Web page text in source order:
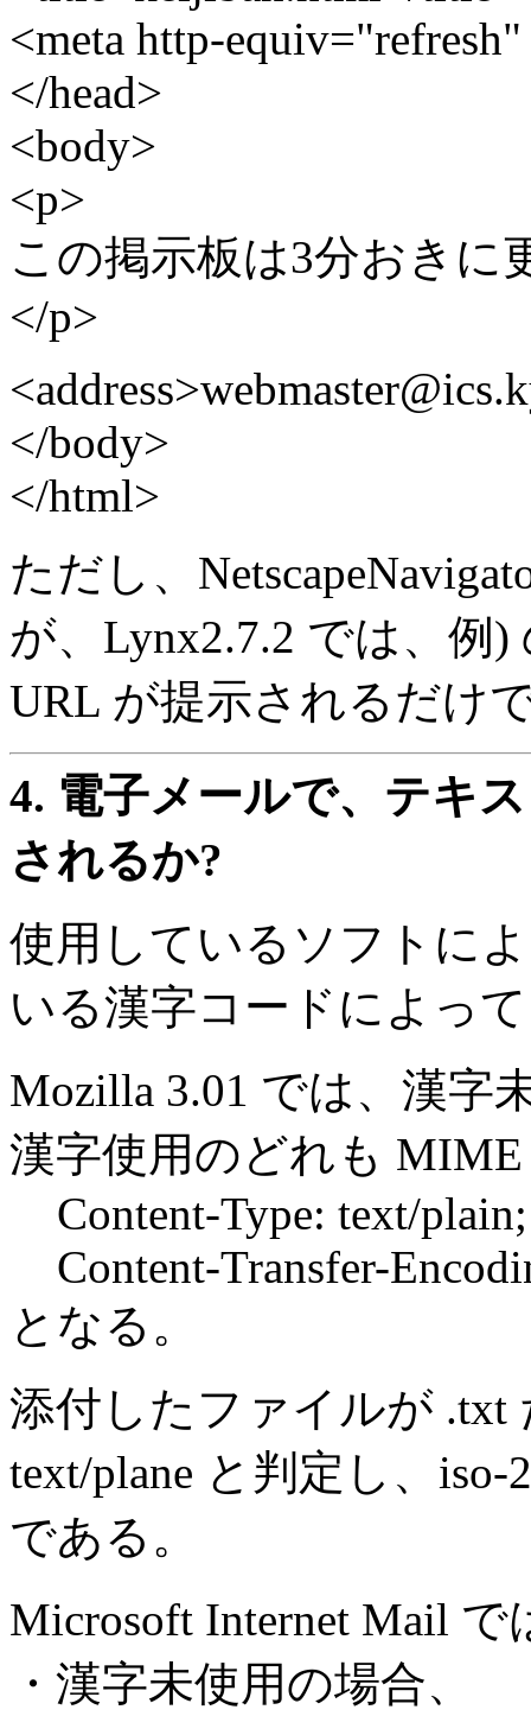
<meta http-
</head>
<body>
<p>
この掲示板は3分おきに
</p>
</body>
</html>
ただし、
が、Lynx2.7.2 では、例
URL が提示されるだけ
4. 電子メールで、テキ
されるか?
使用しているソフトに
いる漢字コードによっ
Mozilla 3.01 では、漢字
漢字使用のどれも
Content-Type: text/
Content-Transfer-
となる。
添付したファイルが .txt
text/plane と判定し、
である。
Microsoft Internet Mail で
・漢字未使用の場合、